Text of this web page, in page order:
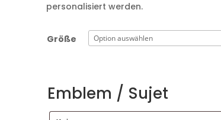
personalisiert werden.
Größe
Emblem / Sujet